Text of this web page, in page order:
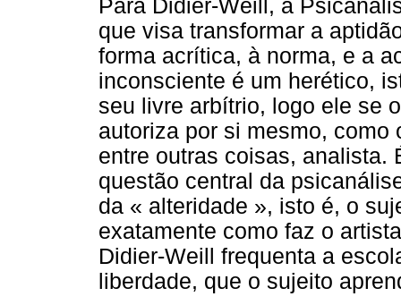
Para Didier-Weill, a
que visa transformar a
forma acrítica, à norma, e a
inconsciente é um herético,
seu livre arbítrio, logo ele se
autoriza por si mesmo, como
entre outras coisas, analista.
questão central da
da « alteridade », isto é, o
exatamente como faz o
Didier-Weill frequenta a
liberdade, que o sujeito